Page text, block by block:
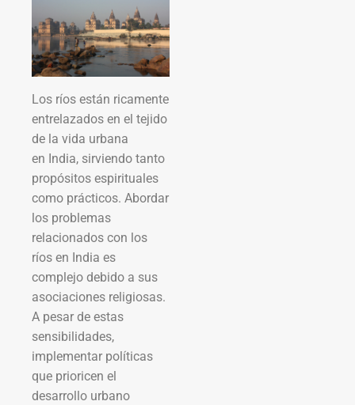
Los ríos están ricamente
entrelazados en el tejido
de la vida urbana
en India, sirviendo tanto
propósitos espirituales
como prácticos. Abordar
los problemas
relacionados con los
ríos en India es
complejo debido a sus
asociaciones religiosas.
A pesar de estas
sensibilidades,
implementar políticas
que prioricen el
desarrollo urbano